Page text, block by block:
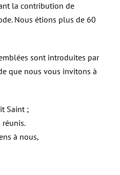
la contribution de
Nous étions plus de 60
sont introduites par
que nous vous invitons à
Saint ;
réunis.
à nous,